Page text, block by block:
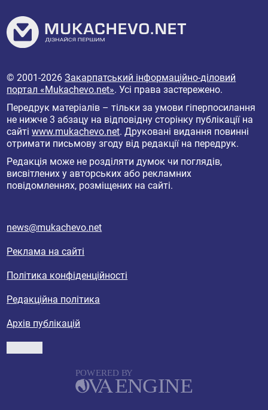
© 2001-2026Закарпатський інформаційно-діловий
портал «Mukachevo.net». Усі права застережено.
Передрук матеріалів – тільки за умови гіперпосилання
не нижче 3 абзацу на відповідну сторінку публікації на
сайтіwww.mukachevo.net. Друковані видання повинні
отримати письмову згоду від редакції на передрук.
Редакція може не розділяти думок чи поглядів,
висвітлених у авторських або рекламних
повідомленнях, розміщених на сайті.
news@mukachevo.net
Реклама на сайті
Політика конфіденційності
Редакційна політика
Архів публікацій